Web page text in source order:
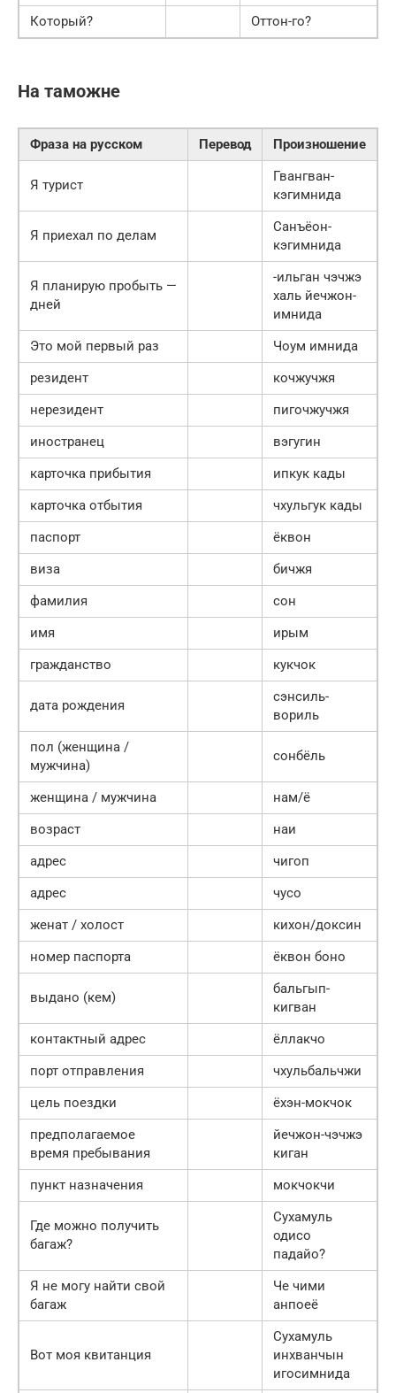
Который?
Оттон-го?
На таможне
Фраза на русском Перевод Произношение
Я турист
Гвангван-
кэгимнида
Я приехал по делам
Санъёон-
кэгимнида
Я планирую пробыть —
дней
-ильган чэчжэ
халь йечжон-
имнида
Это мой первый раз
Чоум имнида
резидент
кочжучжя
нерезидент
пигочжучжя
иностранец
вэгугин
карточка прибытия
ипкук кады
карточка отбытия
чхульгук кады
паспорт
ёквон
виза
бичжя
фамилия
сон
имя
ирым
гражданство
кукчок
дата рождения
сэнсиль-
вориль
пол (женщина /
мужчина)
сонбёль
женщина / мужчина
нам/ё
возраст
наи
адрес
чигоп
адрес
чусо
женат / холост
кихон/доксин
номер паспорта
ёквон боно
выдано (кем)
бальгып-
кигван
контактный адрес
ёллакчо
порт отправления
чхульбальчжи
цель поездки
ёхэн-мокчок
предполагаемое
время пребывания
йечжон-чэчжэ
киган
пункт назначения
мокчокчи
Где можно получить
багаж?
Сухамуль
одисо
падайо?
Я не могу найти свой
багаж
Че чими
анпоеё
Вот моя квитанция
Сухамуль
инхванчын
игосимнида